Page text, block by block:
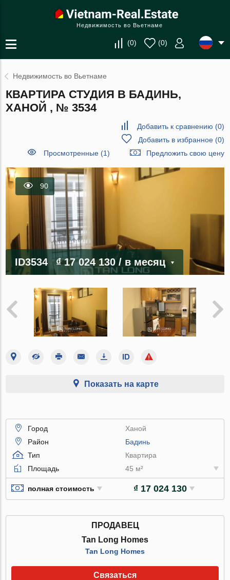
Недвижимость во Вьетнаме
(0) (0)
Недвижимость во Вьетнаме
КВАРТИРА СТУДИЯ В БАДИНЬ,
ХАНОЙ , № 3534
Добавить к сравнению (0)
Добавить в избранное(0)
Просмотренные (1)
Предложить свою цену
90
ID3534 ₫ 17 024 130/ в месяц
Показать на карте
Город
Ханой
Район
Бадинь
Тип
Квартира
Площадь
45 м²
полная стоимость ₫ 17 024 130
ПРОДАВЕЦ
Tan Long Homes
Tan Long Homes
Связаться